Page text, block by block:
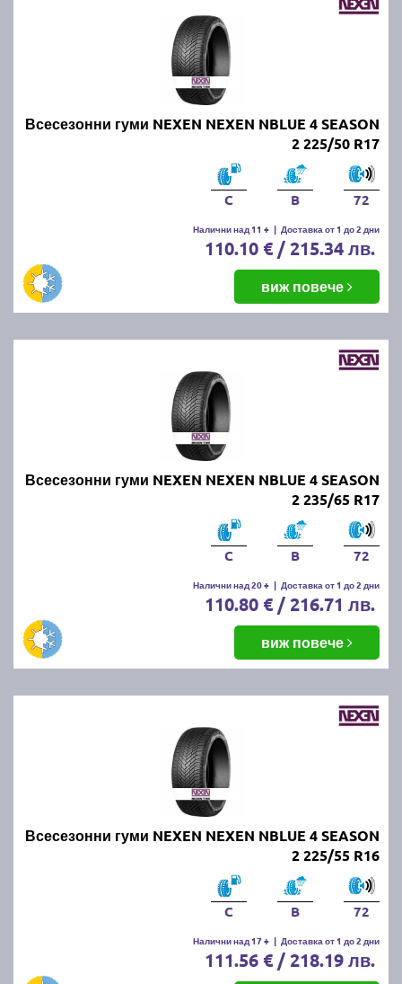
Всесезонни гуми NEXEN NEXEN NBLUE 4 SEASON
2 225/50 R17
C B 72
Налични над 11 + | Доставка от 1 до 2 дни
110.10 € / 215.34 лв.
виж повече
Всесезонни гуми NEXEN NEXEN NBLUE 4 SEASON
2 235/65 R17
C B 72
Налични над 20 + | Доставка от 1 до 2 дни
110.80 € / 216.71 лв.
виж повече
Всесезонни гуми NEXEN NEXEN NBLUE 4 SEASON
2 225/55 R16
C B 72
Налични над 17 + | Доставка от 1 до 2 дни
111.56 € / 218.19 лв.